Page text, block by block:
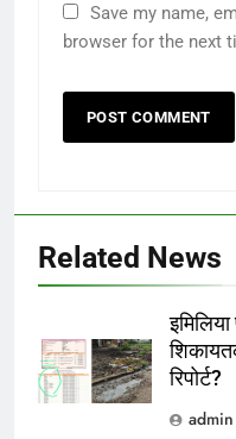
Save my name,
browser for the next
Related News
रिपोर्ट?
admin